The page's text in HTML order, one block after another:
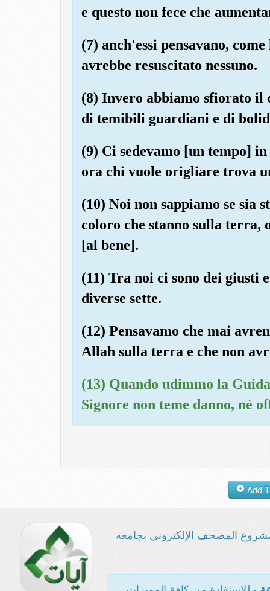
e questo non fece che
(7) anch'essi pensavano,
avrebbe resuscitato nessuno.
(8) Invero abbiamo sfiorato il
di temibili guardiani e di
(9) Ci sedevamo [un tempo]
ora chi vuole origliare trova
(10) Noi non sappiamo se sia
coloro che stanno sulla terra,
[al bene].
(11) Tra noi ci sono dei giusti
diverse sette.
(12) Pensavamo che mai
Allah sulla terra e che non
(13) Quando udimmo la
Signore non teme danno, né
المصحف الإلكتروني بجامعة